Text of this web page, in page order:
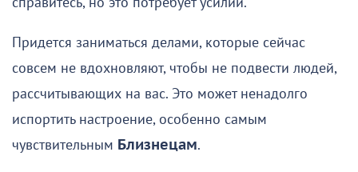
Придется заниматься делами, которые сейчас
совсем не вдохновляют, чтобы не подвести людей,
рассчитывающих на вас. Это может ненадолго
испортить настроение, особенно самым
чувствительным Близнецам.